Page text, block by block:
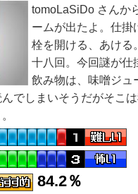
tomoLaSiDo さんか
ームが出たよ。仕掛
栓を開ける、あける
十八回。今回謎が仕
飲み物は、味噌ジュ
んでしまいそうだがそこは
84.2％